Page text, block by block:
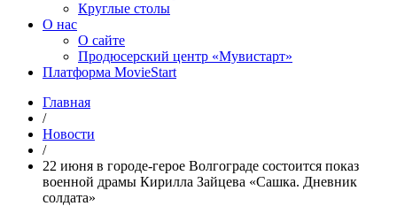
Круглые столы
О нас
О сайте
Продюсерский центр «Мувистарт»
Платформа MovieStart
Главная
/
Новости
/
22 июня в городе-герое Волгограде состоится показ
военной драмы Кирилла Зайцева «Сашка. Дневник
солдата»